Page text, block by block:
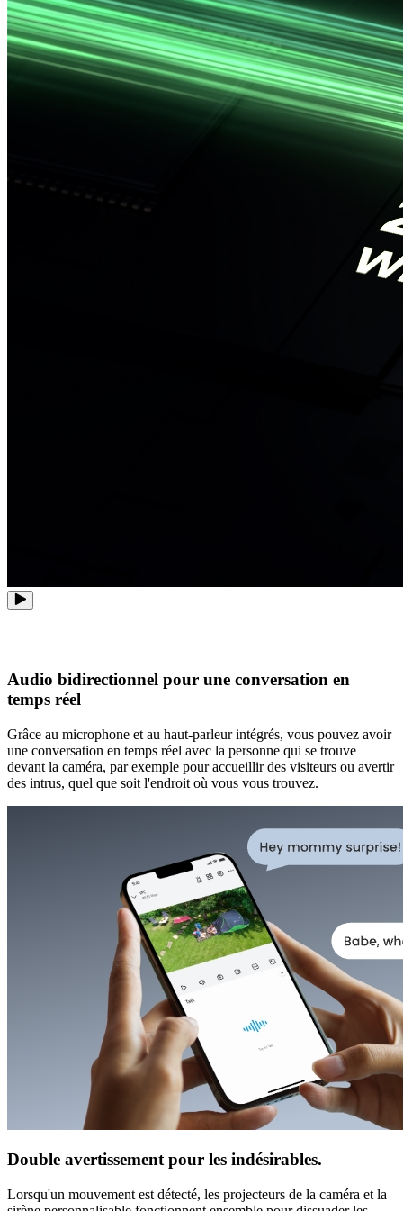
Audio bidirectionnel pour une conversation en
temps réel
Grâce au microphone et au haut-parleur intégrés, vous pouvez avoir
une conversation en temps réel avec la personne qui se trouve
devant la caméra, par exemple pour accueillir des visiteurs ou avertir
des intrus, quel que soit l'endroit où vous vous trouvez.
Double avertissement pour les indésirables.
Lorsqu'un mouvement est détecté, les projecteurs de la caméra et la